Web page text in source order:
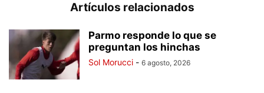
Artículos relacionados
Parmo responde lo que se
preguntan los hinchas
Sol Morucci - 6 agosto, 2026